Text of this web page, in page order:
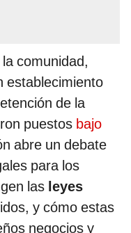
comunidad,
establecimiento
de la
puestos bajo
abre un debate
para los
las leyes
y cómo estas
negocios y